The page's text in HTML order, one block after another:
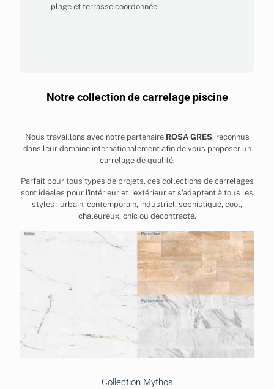
plage et terrasse coordonnée.
Notre collection de carrelage piscine
Nous travaillons avec notre partenaire ROSA GRES, reconnus
dans leur domaine internationalement afin de vous proposer un
carrelage de qualité.
Parfait pour tous types de projets, ces collections de carrelages
sont idéales pour l'intérieur et l'extérieur et s’adaptent à tous les
styles : urbain, contemporain, industriel, sophistiqué, cool,
chaleureux, chic ou décontracté.
Collection Mythos